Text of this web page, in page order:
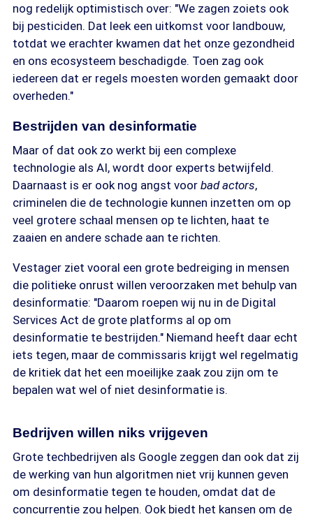
nog redelijk optimistisch over: "We zagen zoiets ook
bij pesticiden. Dat leek een uitkomst voor landbouw,
totdat we erachter kwamen dat het onze gezondheid
en ons ecosysteem beschadigde. Toen zag ook
iedereen dat er regels moesten worden gemaakt door
overheden."
Bestrijden van desinformatie
Maar of dat ook zo werkt bij een complexe
technologie als AI, wordt door experts betwijfeld.
Daarnaast is er ook nog angst voor bad actors,
criminelen die de technologie kunnen inzetten om op
veel grotere schaal mensen op te lichten, haat te
zaaien en andere schade aan te richten.
Vestager ziet vooral een grote bedreiging in mensen
die politieke onrust willen veroorzaken met behulp van
desinformatie: "Daarom roepen wij nu in de Digital
Services Act de grote platforms al op om
desinformatie te bestrijden." Niemand heeft daar echt
iets tegen, maar de commissaris krijgt wel regelmatig
de kritiek dat het een moeilijke zaak zou zijn om te
bepalen wat wel of niet desinformatie is.
Bedrijven willen niks vrijgeven
Grote techbedrijven als Google zeggen dan ook dat zij
de werking van hun algoritmen niet vrij kunnen geven
om desinformatie tegen te houden, omdat dat de
concurrentie zou helpen. Ook biedt het kansen om de